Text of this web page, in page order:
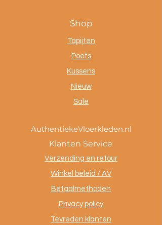
Shop
Tapijten
Poefs
Kussens
Nieuw
Sale
AuthentiekeVloerkleden.nl
Klanten Service
Verzending en retour
Winkel beleid / AV
Betaalmethoden
Privacy policy
Tevreden klanten